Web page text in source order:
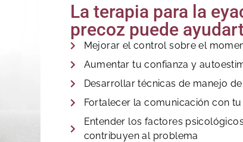
La terapia para la
precoz puede
Mejorar el control sobre el
Aumentar tu confianza y
Desarrollar técnicas de manejo
Fortalecer la comunicación con
Entender los factores
contribuyen al problema